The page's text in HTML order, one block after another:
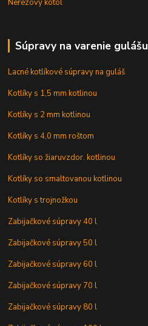
Nerezový kotol
Súpravy na varenie gulášu
Lacné kotlíkové súpravy na guláš
Kotlíky s 1,5 mm kotlinou
Kotlíky s 2 mm kotlinou
Kotlíky s 4,0 mm roštom
Kotlíky so žiaruvzdor. kotlinou
Kotlíky so smaltovanou kotlinou
Kotlíky s trojnožkou
Zabijačkové súpravy 40 l
Zabijačkové súpravy 50 l
Zabijačkové súpravy 60 l
Zabijačkové súpravy 70 l
Zabijačkové súpravy 80 l